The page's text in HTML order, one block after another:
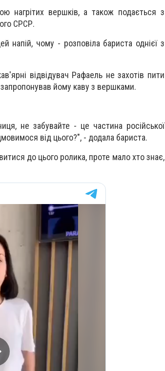
нагрітих вершків, а також подається з
СРСР.
напій, чому - розповіла бариста однієї з
відвідувач Рафаель не захотів пити
йому каву з вершками.
не забувайте - це частина російської
від цього?", - додала бариста.
до цього ролика, проте мало хто знає,